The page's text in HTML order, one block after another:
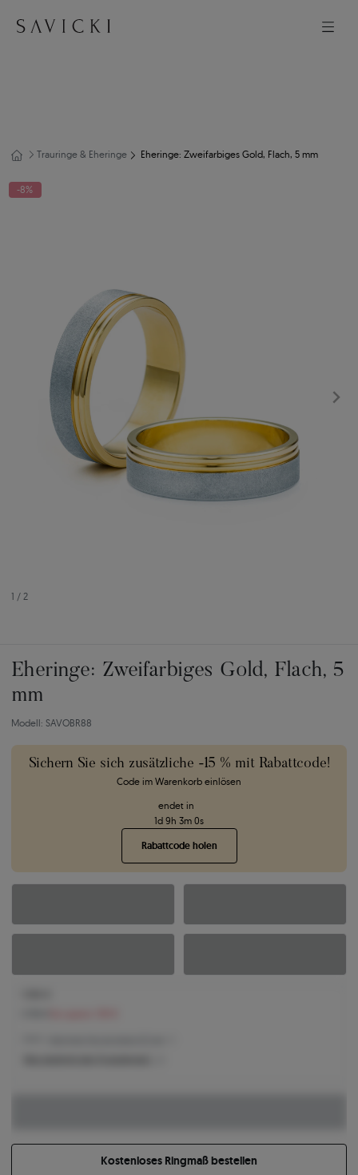
Trauringe & Eheringe Eheringe: Zweifarbiges Gold, Flach, 5 mm
1 / 2
-8%
Eheringe: Zweifarbiges Gold, Flach, 5
mm
Modell: SAVOBR88
Sichern Sie sich zusätzliche -15 % mit Rabattcode!
Code im Warenkorb einlösen
endet in
1d 9h 2m 59s
Rabattcode holen
Kostenloses Ringmaß bestellen